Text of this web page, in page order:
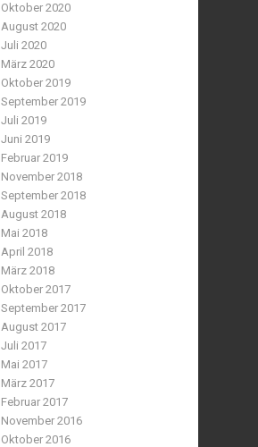
Oktober 2020
August 2020
Juli 2020
März 2020
Oktober 2019
September 2019
Juli 2019
Juni 2019
Februar 2019
November 2018
September 2018
August 2018
Mai 2018
April 2018
März 2018
Oktober 2017
September 2017
August 2017
Juli 2017
Mai 2017
März 2017
Februar 2017
November 2016
Oktober 2016